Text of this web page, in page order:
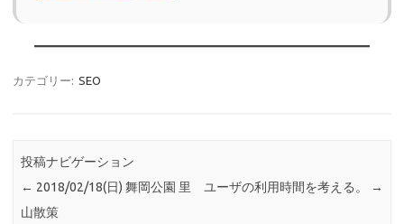
カテゴリー: SEO
投稿ナビゲーション
← 2018/02/18(日) 舞岡公園 里
山散策
ユーザの利用時間を考える。 →